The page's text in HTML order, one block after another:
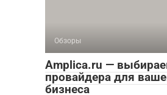
Обзоры
Amplica.ru —
провайдера для
бизнеса